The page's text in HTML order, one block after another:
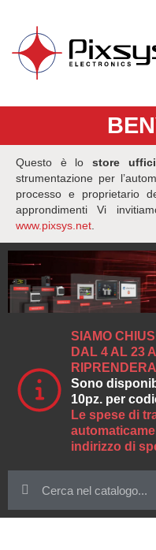
Questo è lo store
strumentazione per
processo e proprietario
approndimenti Vi
www.pixsys.net
SIAMO
DAL 4 AL 23
Sono
10pz. per
Le spese di
indirizzo di